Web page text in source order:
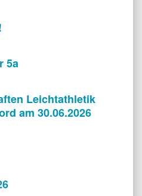
5a
Leichtathletik
am 30.06.2026